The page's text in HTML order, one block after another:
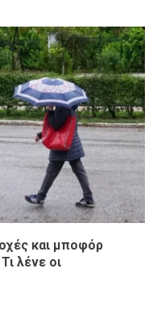
και μποφόρ
λένε οι